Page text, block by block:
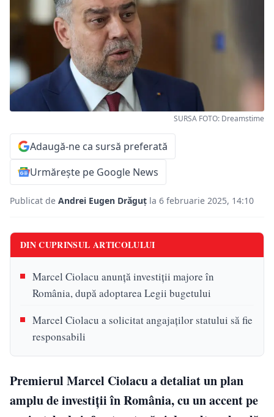
SURSA FOTO: Dreamstime
Adaugă-ne ca sursă preferată
Urmărește pe Google News
Publicat de Andrei Eugen Drăguț la 6 februarie 2025, 14:10
DIN CUPRINSUL ARTICOLULUI
Marcel Ciolacu anunță investiții majore în
România, după adoptarea Legii bugetului
Marcel Ciolacu a solicitat angajaților statului să fie
responsabili
Premierul Marcel Ciolacu a detaliat un plan
amplu de investiții în România, cu un accent pe